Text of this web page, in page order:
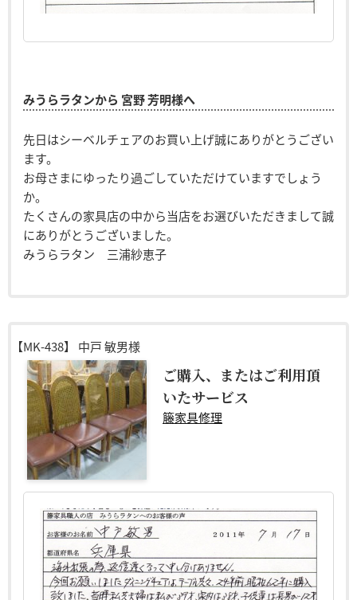
みうらラタンから 宮野 芳明様へ
先日はシーベルチェアのお買い上げ誠にありがとうござい
ます。
お母さまにゆったり過ごしていただけていますでしょう
か。
たくさんの家具店の中から当店をお選びいただきまして誠
にありがとうございました。
みうらラタン 三浦紗恵子
【MK-438】 中戸 敏男様
ご購入、またはご利用頂
いたサービス
籐家具修理